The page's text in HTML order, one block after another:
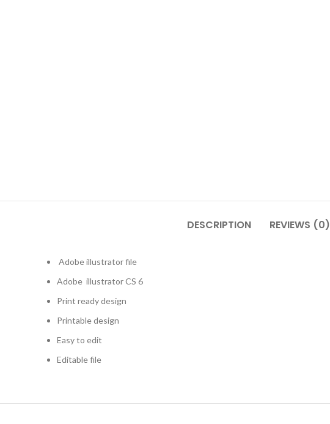
DESCRIPTION REVIEWS (0)
Adobe illustratorfile
Adobe illustratorCS 6
Print ready design
Printable design
Easy to edit
Editable file